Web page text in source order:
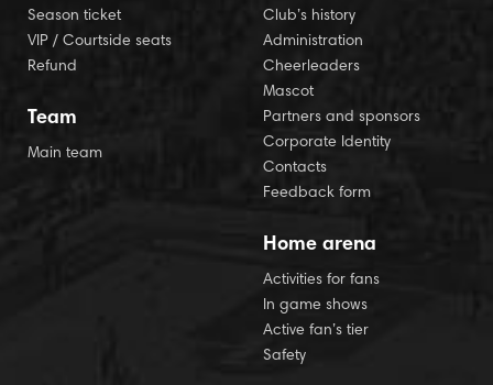
Season ticket
VIP / Courtside seats
Refund
Team
Main team
Club’s history
Administration
Cheerleaders
Mascot
Partners and sponsors
Corporate Identity
Contacts
Feedback form
Home arena
Activities for fans
In game shows
Active fan’s tier
Safety